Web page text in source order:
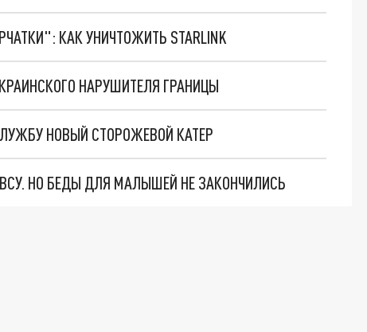
КАК УНИЧТОЖИТЬ STARLINK
НАРУШИТЕЛЯ ГРАНИЦЫ
НОВЫЙ СТОРОЖЕВОЙ КАТЕР
НО БЕДЫ ДЛЯ МАЛЫШЕЙ НЕ ЗАКОНЧИЛИСЬ